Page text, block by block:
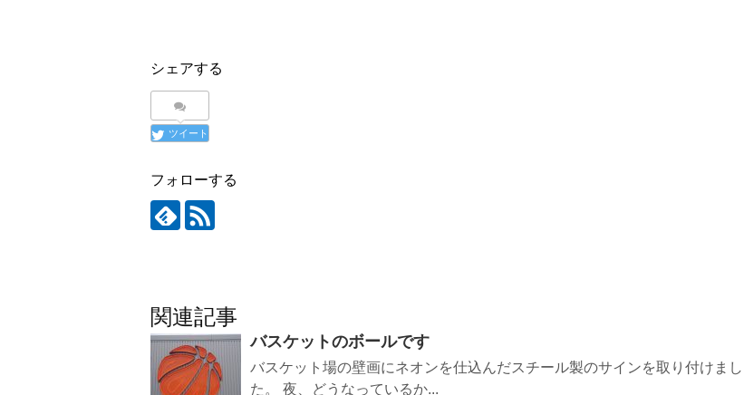
シェアする
ツイート
フォローする
関連記事
バスケットのボールです
バスケット場の壁画にネオンを仕込んだスチール製のサインを取り付けまし
た。 夜、どうなっているか...